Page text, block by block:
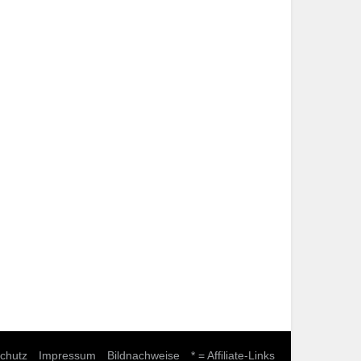
Impressum Bildnachweise * = Affiliate-Links